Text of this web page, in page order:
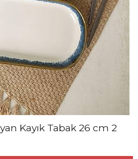
Kayık Tabak 26 cm 2